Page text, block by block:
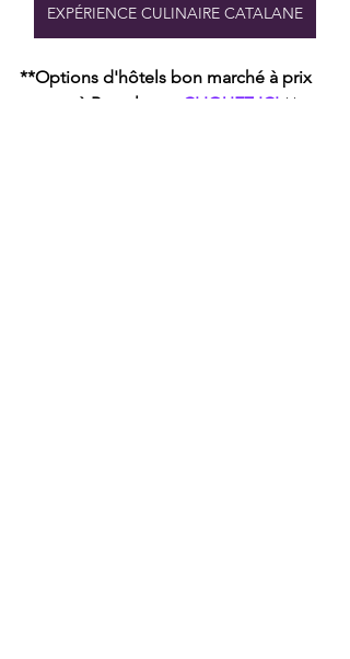
EXPÉRIENCE CULINAIRE CATALANE
**Options d'hôtels bon marché à prix
moyen à Barcelone :
CLIQUEZ ICI **